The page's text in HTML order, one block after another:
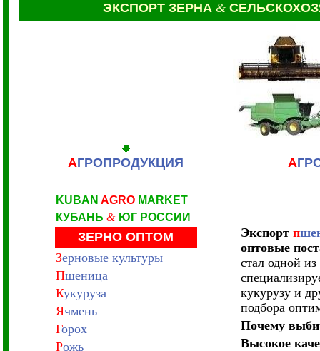
ЭКСПОРТ ЗЕРНА &
АГРОПРОДУКЦИЯ А
KUBAN AGROMARKET
КУБАНЬ & ЮГ РОССИИ
ЗЕРНО ОПТОМ
Зерновые культуры
Пшеница
Кукуруза
Ячмень
Горох
Рожь
Экспорт п
оптовые
стал одной
кукурузу и
подбора
Почему
Высокое